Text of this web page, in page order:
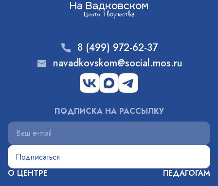
О ЦЕНТРЕ
ПЕДАГОГАМ
8 (499) 972-62-37
navadkovskom@social.mos.ru
ПОДПИСКА НА РАССЫЛКУ